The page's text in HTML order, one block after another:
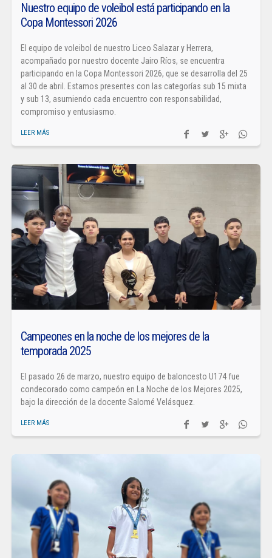
Nuestro equipo de voleibol está participando en la
Copa Montessori 2026
El equipo de voleibol de nuestro Liceo Salazar y Herrera,
acompañado por nuestro docente Jairo Ríos, se encuentra
participando en la Copa Montessori 2026, que se desarrolla del 25
al 30 de abril. Estamos presentes con las categorías sub 15 mixta
y sub 13, asumiendo cada encuentro con responsabilidad,
compromiso y entusiasmo.
LEER MÁS
Campeones en la noche de los mejores de la
temporada 2025
El pasado 26 de marzo, nuestro equipo de baloncesto U174 fue
condecorado como campeón en La Noche de los Mejores 2025,
bajo la dirección de la docente Salomé Velásquez.
LEER MÁS